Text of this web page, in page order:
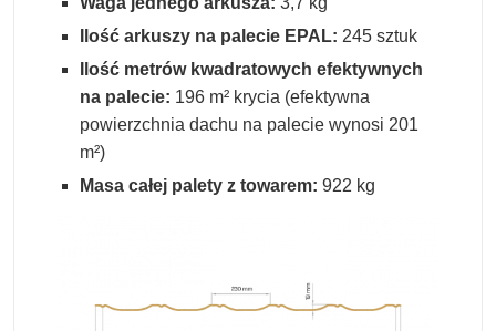
Ilość arkuszy na palecie EPAL: 245 sztuk
Ilość metrów kwadratowych efektywnych
na palecie: 196 m² krycia (efektywna
powierzchnia dachu na palecie wynosi 201
m²)
Masa całej palety z towarem: 922 kg